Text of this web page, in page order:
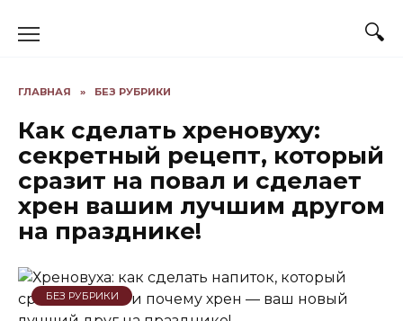
ГЛАВНАЯ » БЕЗ РУБРИКИ
Как сделать хреновуху:
секретный рецепт, который
сразит на повал и сделает
хрен вашим лучшим другом
на празднике!
БЕЗ РУБРИКИ